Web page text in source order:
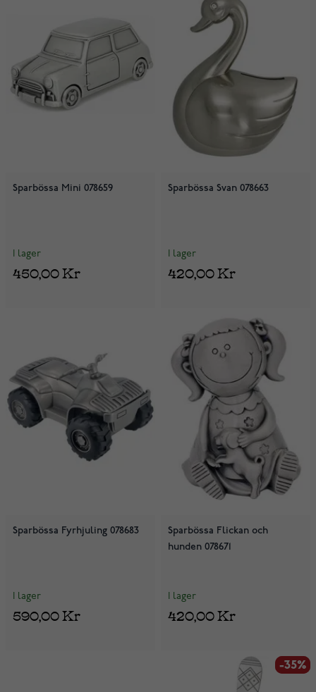
Sparbössa Mini 078659
I lager
450,00 Kr
Sparbössa Svan 078663
I lager
420,00 Kr
Sparbössa Fyrhjuling 078683
I lager
590,00 Kr
Sparbössa Flickan och
hunden 078671
I lager
420,00 Kr
-35%
-35%